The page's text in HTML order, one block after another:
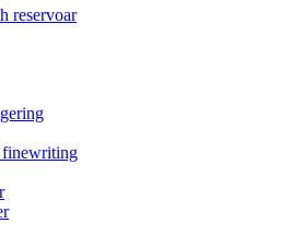
reservoar
finewriting